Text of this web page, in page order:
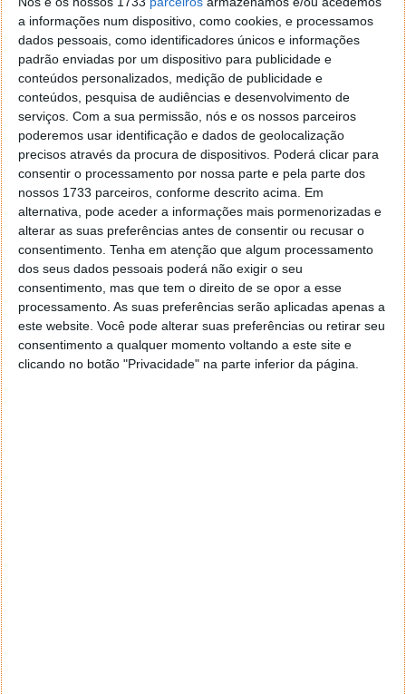
a informações num dispositivo, como cookies, e processamos
dados pessoais, como identificadores únicos e informações
padrão enviadas por um dispositivo para publicidade e
conteúdos personalizados, medição de publicidade e
conteúdos, pesquisa de audiências e desenvolvimento de
serviços. Com a sua permissão, nós e os nossos parceiros
poderemos usar identificação e dados de geolocalização
precisos através da procura de dispositivos. Poderá clicar para
consentir o processamento por nossa parte e pela parte dos
nossos 1733 parceiros, conforme descrito acima. Em
alternativa, pode aceder a informações mais pormenorizadas e
alterar as suas preferências antes de consentir ou recusar o
consentimento. Tenha em atenção que algum processamento
dos seus dados pessoais poderá não exigir o seu
consentimento, mas que tem o direito de se opor a esse
processamento. As suas preferências serão aplicadas apenas a
este website. Você pode alterar suas preferências ou retirar seu
consentimento a qualquer momento voltando a este site e
clicando no botão "Privacidade" na parte inferior da página.
Google Hangouts(5%)
Discord(4%)
Google Duo(2%)
HouseParty(1%)
Total Votos:3.720
Nesta rubrica colocamos uma questão sobre temas
pertinentes, atuais e úteis, para conhecer a opinião e